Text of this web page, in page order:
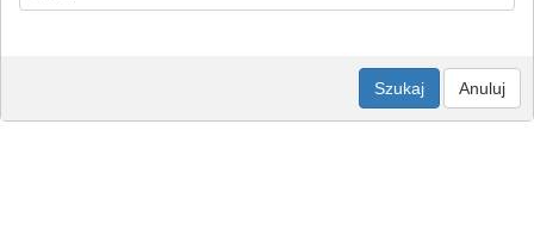
Szukaj Anuluj